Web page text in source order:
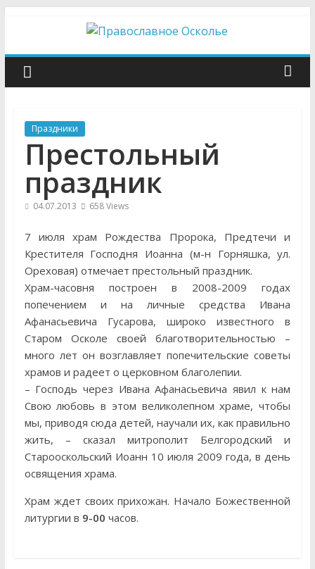
Православное
Информационный
митрополичий
центр
Праздники
Престольный
праздник
04.07.2013 658 Views
7 июля храм Рождества Пророка, Предтечи и
Крестителя Господня Иоанна (м-н Горняшка, ул.
Ореховая) отмечает престольный праздник.
Храм-часовня построен в 2008-2009 годах
попечением и на личные средства Ивана
Афанасьевича Гусарова, широко известного в
Старом Осколе своей благотворительностью –
много лет он возглавляет попечительские советы
храмов и радеет о церковном благолепии.
– Господь через Ивана Афанасьевича явил к нам
Свою любовь в этом великолепном храме, чтобы
мы, приводя сюда детей, научали их, как правильно
жить, – сказал митрополит Белгородский и
Старооскольский Иоанн 10 июля 2009 года, в день
освящения храма.
Храм ждет своих прихожан. Начало Божественной
литургии в 9-00 часов.